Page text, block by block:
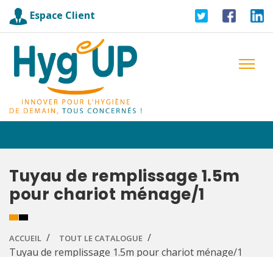
Espace Client
Tuyau de remplissage 1.5m
pour chariot ménage/1
ACCUEIL TOUT LE CATALOGUE
Tuyau de remplissage 1.5m pour chariot ménage/1